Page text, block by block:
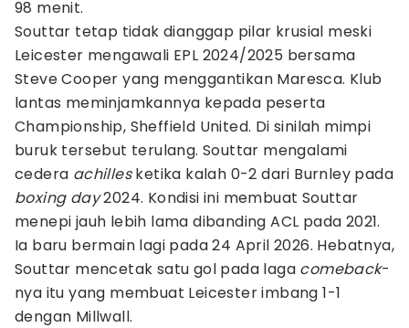
98 menit.
Souttar tetap tidak dianggap pilar krusial meski
Leicester mengawali EPL 2024/2025 bersama
Steve Cooper yang menggantikan Maresca. Klub
lantas meminjamkannya kepada peserta
Championship, Sheffield United. Di sinilah mimpi
buruk tersebut terulang. Souttar mengalami
cedera achillesketika kalah 0-2 dari Burnley pada
boxing day2024. Kondisi ini membuat Souttar
menepi jauh lebih lama dibanding ACL pada 2021.
Ia baru bermain lagi pada 24 April 2026. Hebatnya,
Souttar mencetak satu gol pada laga comeback-
nya itu yang membuat Leicester imbang 1-1
dengan Millwall.